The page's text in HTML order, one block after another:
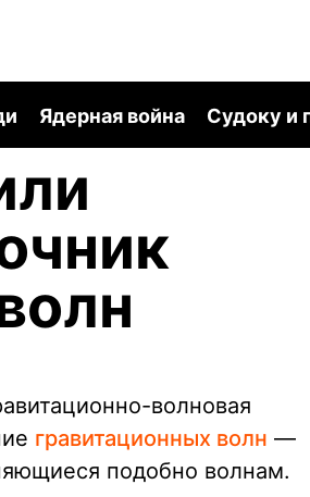
Ядерная война Судоку и
волновая
гравитационных волн —
подобно волнам.